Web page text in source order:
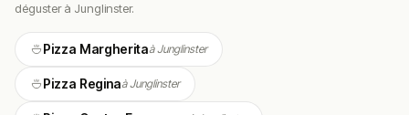
Très bien noté sur les principales plateformes
spécialisées, le camion est devenu une adresse
incontournable des soirées en famille ou entre amis
dans le secteur de Junglinster, avec une grande
régularité dans la qualité des pizzas livrées.
déguster à Junglinster.
Pizza Margheritaà Junglinster
Pizza Reginaà Junglinster